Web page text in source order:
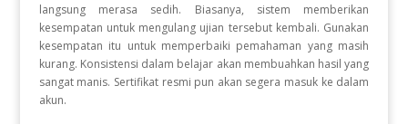
langsung merasa sedih. Biasanya, sistem memberikan
kesempatan untuk mengulang ujian tersebut kembali. Gunakan
kesempatan itu untuk memperbaiki pemahaman yang masih
kurang. Konsistensi dalam belajar akan membuahkan hasil yang
sangat manis. Sertifikat resmi pun akan segera masuk ke dalam
akun.